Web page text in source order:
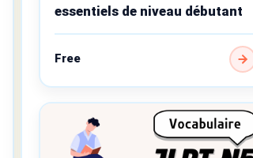
essentiels de niveau débutant
Free